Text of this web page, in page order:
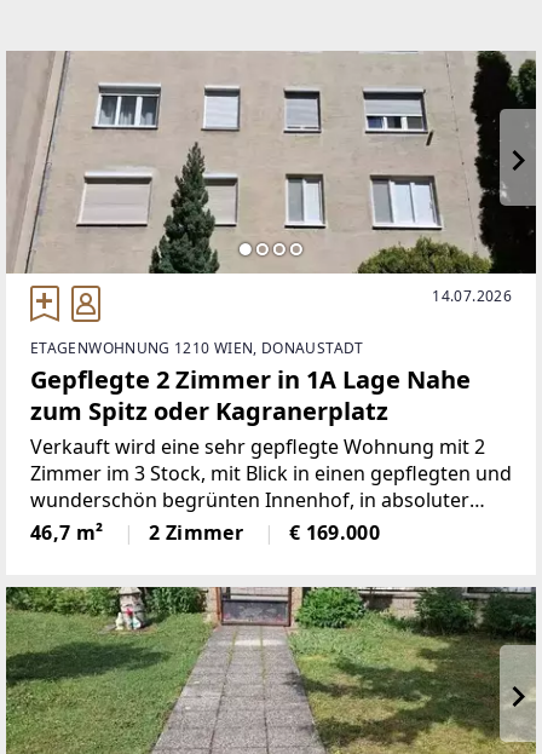
14.07.2026
ETAGENWOHNUNG 1210 WIEN, DONAUSTADT
Gepflegte 2 Zimmer in 1A Lage Nahe
zum Spitz oder Kagranerplatz
Verkauft wird eine sehr gepflegte Wohnung mit 2
Zimmer im 3 Stock, mit Blick in einen gepflegten und
wunderschön begrünten Innenhof, in absoluter
Ruhelage.Die Wohnung ist aufgeteilt in:Vorraum,
WC, Bad mit Dusche, Küche, Wohnzimmer und
46,7 m² 2 Zimmer € 169.000